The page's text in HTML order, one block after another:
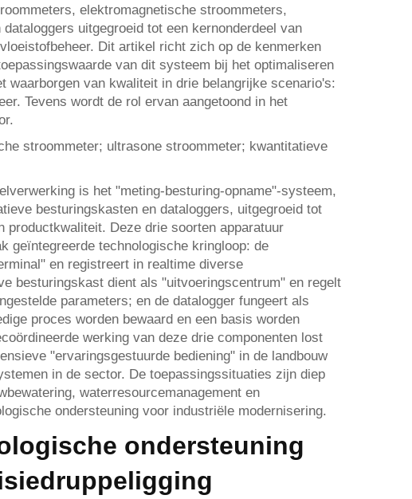
elektromagnetische stroommeters,
uitgegroeid tot een kernonderdeel van
Dit artikel richt zich op de kenmerken
van dit systeem bij het optimaliseren
waarborgen van kwaliteit in drie belangrijke scenario's:
Tevens wordt de rol ervan aangetoond in het
stroommeter; ultrasone stroommeter; kwantitatieve
is het "meting-besturing-opname"-systeem,
besturingskasten en dataloggers, uitgegroeid tot
productkwaliteit. Deze drie soorten apparatuur
geïntegreerde technologische kringloop: de
en registreert in realtime diverse
besturingskast dient als "uitvoeringscentrum" en regelt
parameters; en de datalogger fungeert als
proces worden bewaard en een basis worden
werking van deze drie componenten lost
"ervaringsgestuurde bediening" in de landbouw
in de sector. De toepassingssituaties zijn diep
waterresourcemanagement en
ondersteuning voor industriële modernisering.
ondersteuning